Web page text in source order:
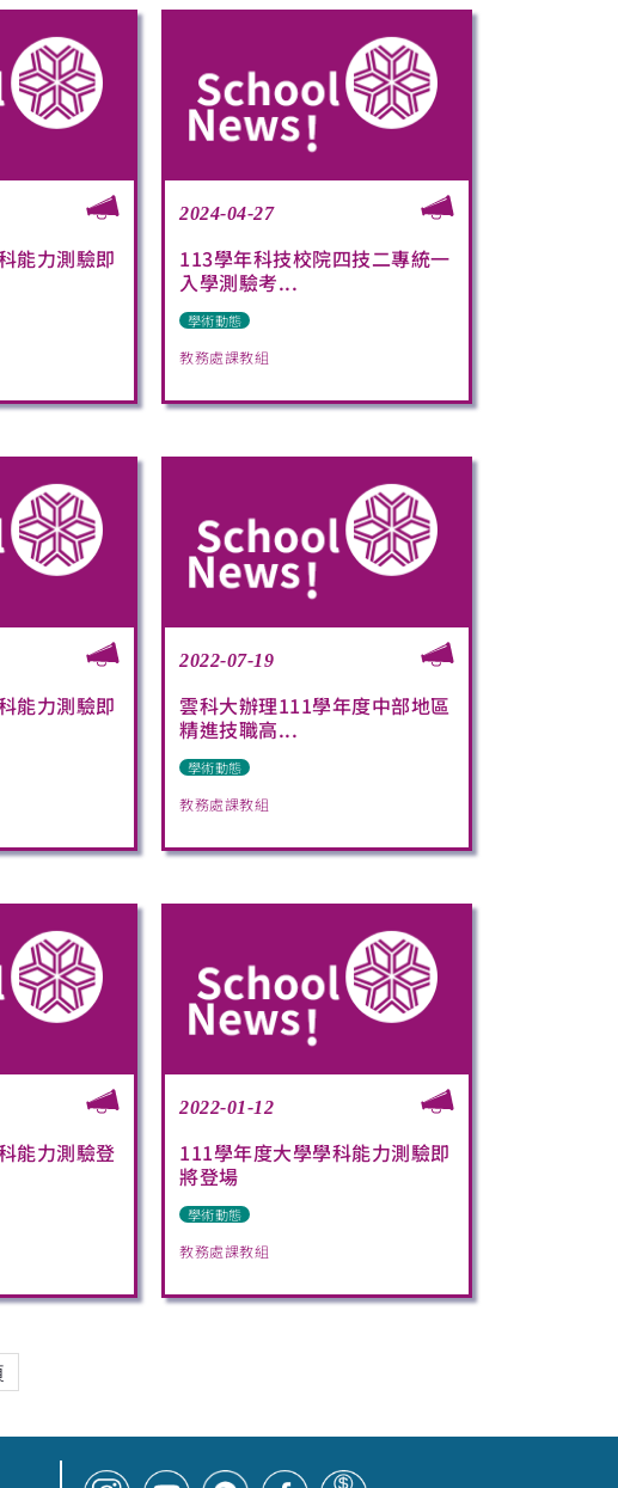
能力測驗即
2024-04-27
113學年科技校院四技二專統一
入學測驗考...
學術動態
教務處課教組
能力測驗即
2022-07-19
雲科大辦理111學年度中部地區
精進技職高...
學術動態
教務處課教組
能力測驗登
2022-01-12
111學年度大學學科能力測驗即
將登場
學術動態
教務處課教組